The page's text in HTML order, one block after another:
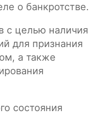
о банкротстве.
с целью наличия
для признания
а также
состояния